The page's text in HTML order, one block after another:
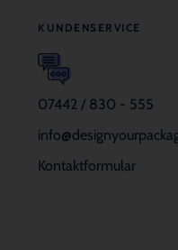
KUNDENSERVICE
07442 / 830 - 555
Kontaktformular